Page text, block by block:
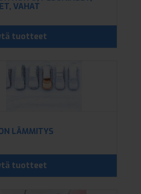
VAHAT
tuotteet
LÄMMITYS
tuotteet